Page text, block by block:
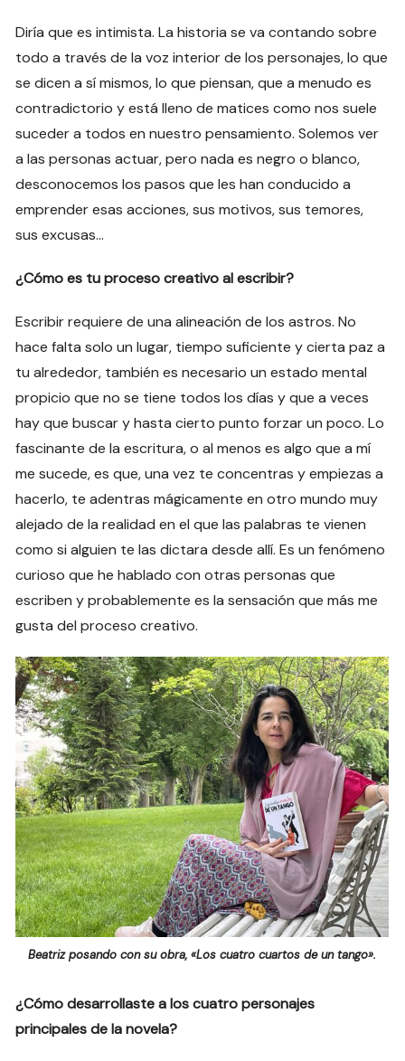
Diría que es intimista. La historia se va contando sobre
todo a través de la voz interior de los personajes, lo que
se dicen a sí mismos, lo que piensan, que a menudo es
contradictorio y está lleno de matices como nos suele
suceder a todos en nuestro pensamiento. Solemos ver
a las personas actuar, pero nada es negro o blanco,
desconocemos los pasos que les han conducido a
emprender esas acciones, sus motivos, sus temores,
sus excusas…
¿Cómo es tu proceso creativo al escribir?
Escribir requiere de una alineación de los astros. No
hace falta solo un lugar, tiempo suficiente y cierta paz a
tu alrededor, también es necesario un estado mental
propicio que no se tiene todos los días y que a veces
hay que buscar y hasta cierto punto forzar un poco. Lo
fascinante de la escritura, o al menos es algo que a mí
me sucede, es que, una vez te concentras y empiezas a
hacerlo, te adentras mágicamente en otro mundo muy
alejado de la realidad en el que las palabras te vienen
como si alguien te las dictara desde allí. Es un fenómeno
curioso que he hablado con otras personas que
escriben y probablemente es la sensación que más me
gusta del proceso creativo.
Beatriz posando con su obra, «Los cuatro cuartos de un tango».
¿Cómo desarrollaste a los cuatro personajes
principales de la novela?